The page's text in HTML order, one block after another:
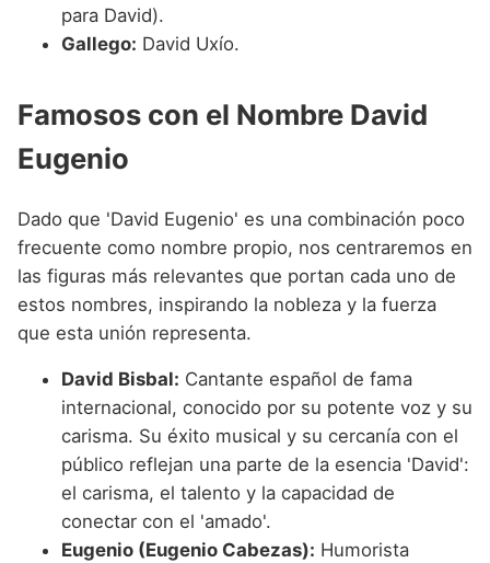
para David).
Gallego: David Uxío.
Famosos con el Nombre David
Eugenio
Dado que 'David Eugenio' es una combinación poco
frecuente como nombre propio, nos centraremos en
las figuras más relevantes que portan cada uno de
estos nombres, inspirando la nobleza y la fuerza
que esta unión representa.
David Bisbal: Cantante español de fama
internacional, conocido por su potente voz y su
carisma. Su éxito musical y su cercanía con el
público reflejan una parte de la esencia 'David':
el carisma, el talento y la capacidad de
conectar con el 'amado'.
Eugenio (Eugenio Cabezas): Humorista